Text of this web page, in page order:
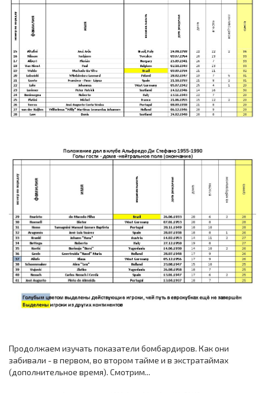
Продолжаем изучать показатели бомбардиров. Как они
забивали - в первом, во втором тайме и в экстратаймах
(дополнительное время). Смотрим...